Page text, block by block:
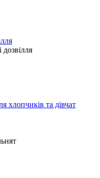
дозвілля
хлопчиків та дівчат